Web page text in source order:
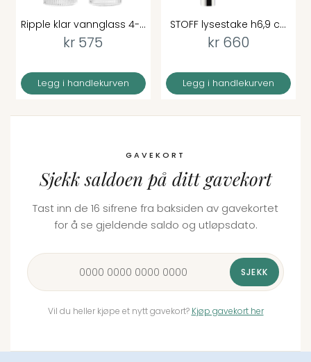
Ripple klar vannglass 4-...
kr 575
Legg i handlekurven
STOFF lysestake h6,9 c...
kr 660
Legg i handlekurven
GAVEKORT
Sjekk saldoen på ditt gavekort
Tast inn de 16 sifrene fra baksiden av gavekortet
for å se gjeldende saldo og utløpsdato.
SJEKK
Vil du heller kjøpe et nytt gavekort? Kjøp gavekort her